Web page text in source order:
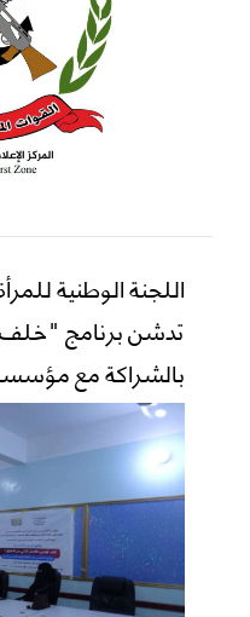
اللجنة الوطنية
تدشن برنامج
بالشراكة مع